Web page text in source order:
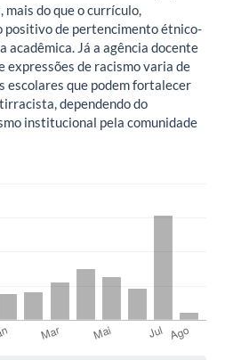
do que o currículo,
positivo de pertencimento étnico-
acadêmica. Já a agência docente
expressões de racismo varia de
escolares que podem fortalecer
dependendo do
institucional pela comunidade